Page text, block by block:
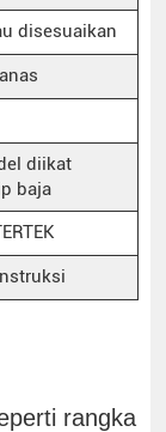
disesuaikan
diikat
baja
rangka